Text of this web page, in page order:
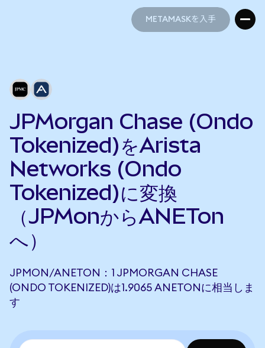
METAMASKを入手
JPMorgan Chase (Ondo
Tokenized)をArista
Networks (Ondo
Tokenized)に変換
（JPMonからANETon
へ）
JPMON/ANETON：1 JPMORGAN CHASE
(ONDO TOKENIZED)は1.9065 ANETONに相当しま
す